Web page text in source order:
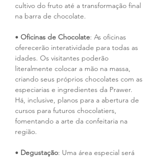
cultivo do fruto até a transformação final
na barra de chocolate.
• Oficinas de Chocolate: As oficinas
oferecerão interatividade para todas as
idades. Os visitantes poderão
literalmente colocar a mão na massa,
criando seus próprios chocolates com as
especiarias e ingredientes da Prawer.
Há, inclusive, planos para a abertura de
cursos para futuros chocolatiers,
fomentando a arte da confeitaria na
região.
• Degustação: Uma área especial será